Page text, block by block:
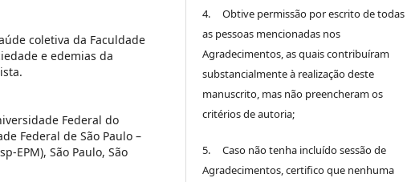
coletiva da Faculdade
e edemias da
Federal do
Federal de São Paulo –
EPM), São Paulo, São
4. Obtive permissão por escrito de todas
as pessoas mencionadas nos
Agradecimentos, as quais contribuíram
substancialmente à realização deste
manuscrito, mas não preencheram os
critérios de autoria;
5. Caso não tenha incluído sessão de
Agradecimentos, certifico que nenhuma